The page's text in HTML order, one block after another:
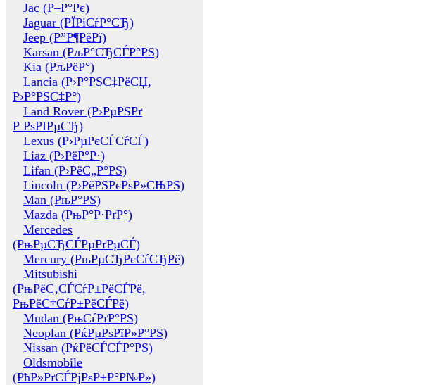
Jac (Р–Р°Рє)
Jaguar (РЇРіСѓР°СЂ)
Jeep (Р”Р¶РёРї)
Karsan (РљР°СЂСЃР°РЅ)
Kia (РљРёР°)
Lancia (Р›Р°РЅС‡РёСЏ,
Р›Р°РЅС‡Р°)
Land Rover (Р›РµРЅРґ
Р РѕРІРµСЂ)
Lexus (Р›РµРєСЃСѓСЃ)
Liaz (Р›РёР°Р·)
Lifan (Р›РёС„Р°РЅ)
Lincoln (Р›РёРЅРєРѕР»СЊРЅ)
Man (РњР°РЅ)
Mazda (РњР°Р·РґР°)
Mercedes
(РњРµСЂСЃРµРґРµСЃ)
Mercury (РњРµСЂРєСѓСЂРё)
Mitsubishi
(РњРёС‚СЃСѓР±РёСЃРё,
РњРёС†СѓР±РёСЃРё)
Mudan (РњСѓРґР°РЅ)
Neoplan (РќРµРѕРїР»Р°РЅ)
Nissan (РќРёСЃСЃР°РЅ)
Oldsmobile
(РћР»РґСЃРјРѕР±Р°Р№Р»)